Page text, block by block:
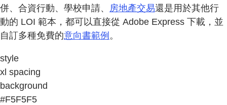
併、合資行動、學校申請、 房地產交易還是用於其他行
動的 LOI 範本，都可以直接從 Adobe Express 下載，並
自訂多種免費的意向書範例 。
style
xl spacing
background
#F5F5F5